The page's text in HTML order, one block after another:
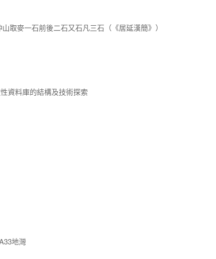
取麥一石前後二石又石凡三石（《居延漢簡》）
資料庫的結構及技術探索
地灣